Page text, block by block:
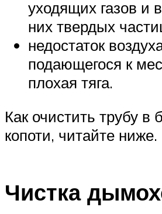
уходящих газов и
них твердых
недостаток
подающегося к
плохая тяга.
Как очистить трубу в
копоти, читайте ниже.
Чистка